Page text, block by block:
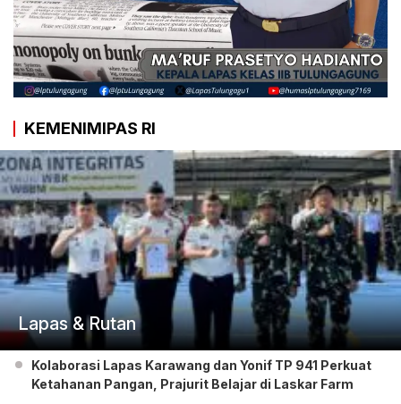
KEMENIMIPAS RI
Lapas & Rutan
Kolaborasi Lapas Karawang dan Yonif TP 941 Perkuat
Ketahanan Pangan, Prajurit Belajar di Laskar Farm